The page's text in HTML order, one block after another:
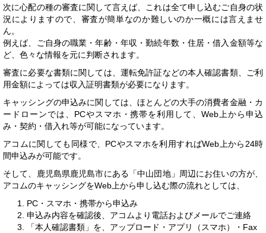
次に心配の種の審査に関して言えば、これは全て申し込むご自身の状
況によりますので、審査が簡単なのか難しいのか一概には言えませ
ん。
例えば、ご自身の職業・年齢・年収・勤続年数・住居・借入金額等な
ど、色々な情報を元に判断されます。
審査に必要な書類に関しては、運転免許証などの本人確認書類、ご利
用金額によっては収入証明書類が必要になります。
キャッシングの申込みに関しては、ほとんどの大手の消費者金融・カ
ードローンでは、PCやスマホ・携帯を利用して、Web上から申込
み・契約・借入れ等が可能になっています。
アコムに関しても同様で、PCやスマホを利用すればWeb上から24時
間申込みが可能です。
そして、鹿児島県鹿児島市にある「中山団地」周辺にお住いの方が、
アコムのキャッシングをWeb上から申し込む際の流れとしては、
PC・スマホ・携帯から申込み
申込み内容を確認後、アコムより電話およびメールでご連絡
「本人確認書類」を、アップロード・アプリ（スマホ）・Fax